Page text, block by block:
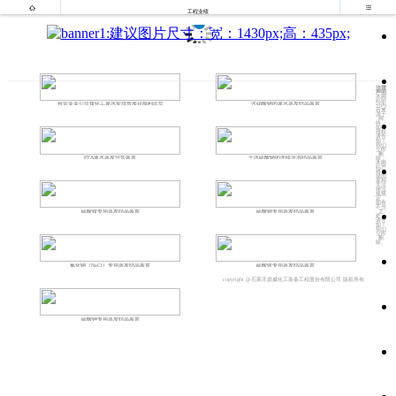

工程业绩

祝贺某某公司煤化工废水零排放项目顺利出盐 含硝酸钠的废水蒸发结晶装置
PTA废水蒸发分盐装置 十水硫酸钠的连续冷冻结晶装置
硫酸铵专用蒸发结晶装置 硫酸钠专用蒸发结晶装置
氯化钠（NaCl）专用蒸发结晶装置 硫酸镁专用蒸发结晶装置
硫酸钾专用蒸发结晶装置
法律
声明
本网
站部
分内
容来
源于
网
络，
如有
侵权
请告
知！
我们
立即
删
除；
本网
站严
格遵
循国
家相
关法
律法
规规
定，
如有
不当
之
处，
请告
知！
我们
立即
删
除。
copyright @石家庄鼎威化工装备工程股份有限公司 版权所有